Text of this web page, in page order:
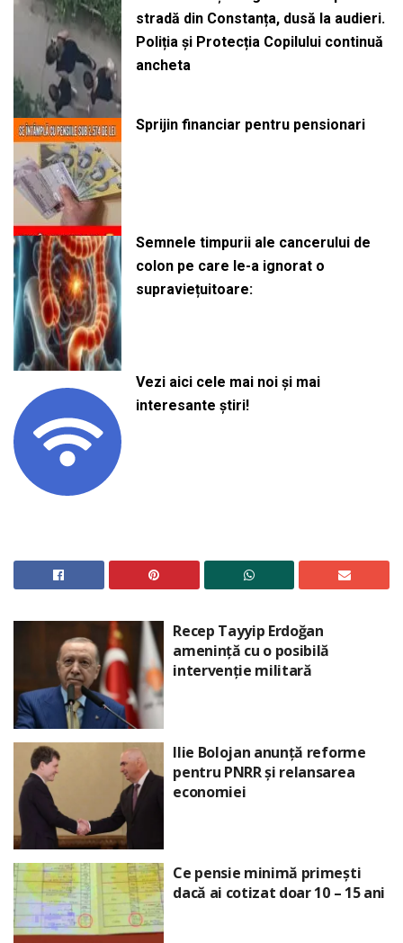
stradă din Constanța, dusă la audieri.
Poliția și Protecția Copilului continuă
ancheta
Sprijin financiar pentru pensionari
Semnele timpurii ale cancerului de
colon pe care le-a ignorat o
supraviețuitoare:
Vezi aici cele mai noi și mai
interesante știri!
Recep Tayyip Erdoğan
amenință cu o posibilă
intervenție militară
Ilie Bolojan anunță reforme
pentru PNRR și relansarea
economiei
Ce pensie minimă primești
dacă ai cotizat doar 10 – 15 ani